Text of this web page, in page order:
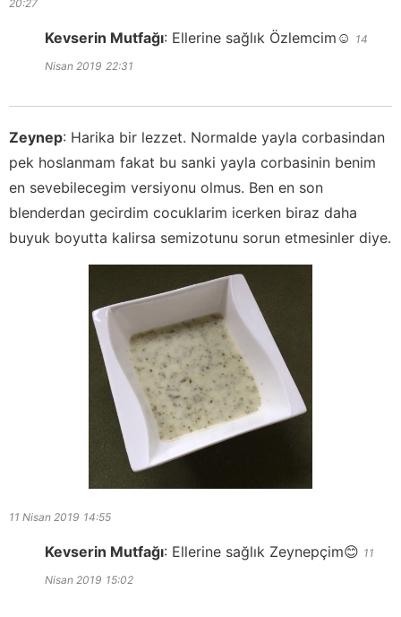
20:27
Kevserin Mutfağı: Ellerine sağlık Özlemcim☺️ 14
Nisan 2019 22:31
Zeynep: Harika bir lezzet. Normalde yayla corbasindan
pek hoslanmam fakat bu sanki yayla corbasinin benim
en sevebilecegim versiyonu olmus. Ben en son
blenderdan gecirdim cocuklarim icerken biraz daha
buyuk boyutta kalirsa semizotunu sorun etmesinler diye.
11 Nisan 2019 14:55
Kevserin Mutfağı: Ellerine sağlık Zeynepçim😊 11
Nisan 2019 15:02